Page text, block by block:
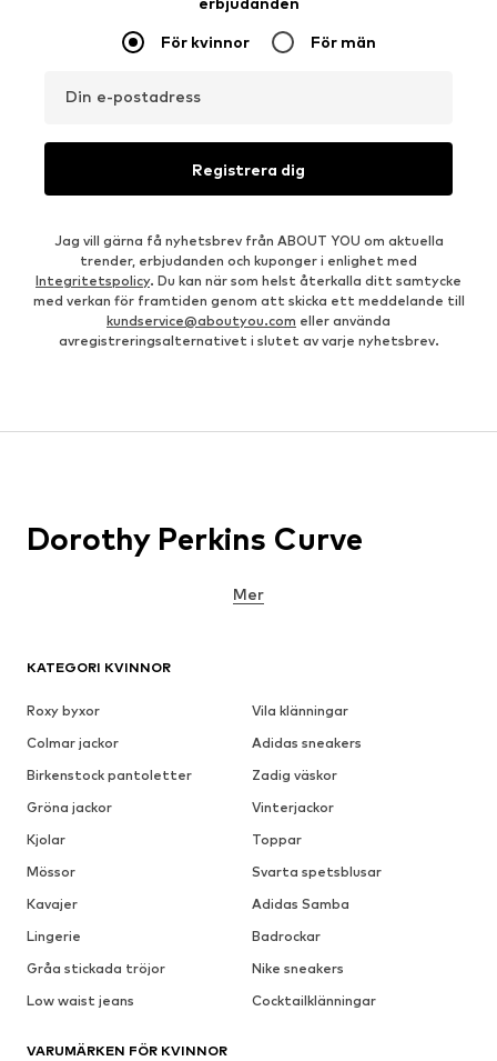
För kvinnor För män
Din e-postadress
Registrera dig
Jag vill gärna få nyhetsbrev från ABOUT YOU om aktuella
trender, erbjudanden och kuponger i enlighet med
Integritetspolicy. Du kan när som helst återkalla ditt samtycke
med verkan för framtiden genom att skicka ett meddelande till
kundservice@aboutyou.com eller använda
avregistreringsalternativet i slutet av varje nyhetsbrev.
KATEGORI KVINNOR
Roxy byxor
Vila klänningar
Colmar jackor
Adidas sneakers
Birkenstock pantoletter
Zadig väskor
Gröna jackor
Vinterjackor
Kjolar
Toppar
Mössor
Svarta spetsblusar
Kavajer
Adidas Samba
Lingerie
Badrockar
Gråa stickada tröjor
Nike sneakers
Low waist jeans
Cocktailklänningar
VARUMÄRKEN FÖR KVINNOR
Dorothy Perkins Curve
Mer